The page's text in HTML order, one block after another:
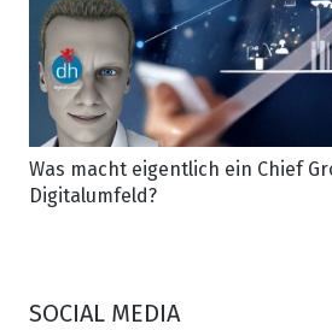
Was macht eigentlich ein Chief
Digitalumfeld?
SOCIAL MEDIA